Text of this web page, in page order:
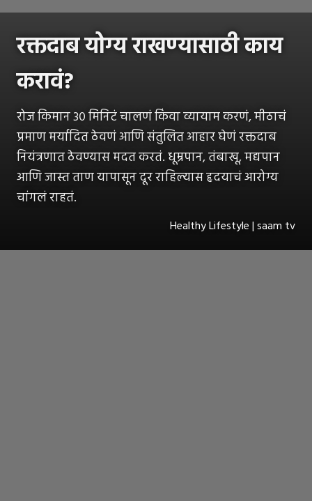
रक्तदाब योग्य राखण्यासाठी काय
करावं?
रोज किमान ३० मिनिटं चालणं किंवा व्यायाम करणं, मीठाचं
प्रमाण मर्यादित ठेवणं आणि संतुलित आहार घेणं रक्तदाब
नियंत्रणात ठेवण्यास मदत करतं. धूम्रपान, तंबाखू, मद्यपान
आणि जास्त ताण यापासून दूर राहिल्यास हृदयाचं आरोग्य
चांगलं राहतं.
Healthy Lifestyle | saam tv